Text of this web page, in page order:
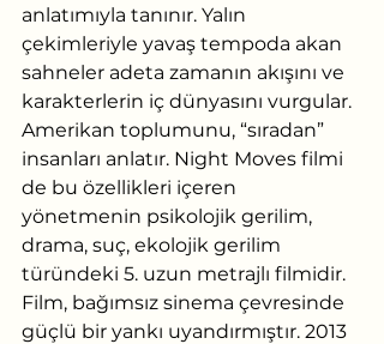
anlatımıyla tanınır. Yalın
çekimleriyle yavaş tempoda akan
sahneler adeta zamanın akışını ve
karakterlerin iç dünyasını vurgular.
Amerikan toplumunu, “sıradan”
insanları anlatır. Night Moves filmi
de bu özellikleri içeren
yönetmenin psikolojik gerilim,
drama, suç, ekolojik gerilim
türündeki 5. uzun metrajlı filmidir.
Film, bağımsız sinema çevresinde
güçlü bir yankı uyandırmıştır. 2013